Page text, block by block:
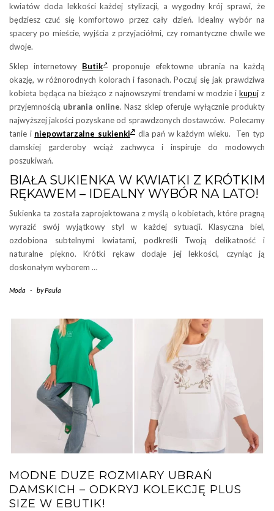
kwiatów doda lekkości każdej stylizacji, a wygodny krój sprawi, że
będziesz czuć się komfortowo przez cały dzień. Idealny wybór na
spacery po mieście, wyjścia z przyjaciółmi, czy romantyczne chwile we
dwoje.
Sklep internetowy Butik proponuje efektowne ubrania na każdą
okazję, w różnorodnych kolorach i fasonach. Poczuj się jak prawdziwa
kobieta będąca na bieżąco z najnowszymi trendami w modzie ikupuj z
przyjemnością ubrania online. Nasz sklep oferuje wyłącznie produkty
najwyższej jakości pozyskane od sprawdzonych dostawców. Polecamy
tanie i niepowtarzalne sukienki dla pań w każdym wieku. Ten typ
damskiej garderoby wciąż zachwyca i inspiruje do modowych
poszukiwań.
BIAŁA SUKIENKA W KWIATKI Z KRÓTKIM
RĘKAWEM – IDEALNY WYBÓR NA LATO!
Sukienka ta została zaprojektowana z myślą o kobietach, które pragną
wyrazić swój wyjątkowy styl w każdej sytuacji. Klasyczna biel,
ozdobiona subtelnymi kwiatami, podkreśli Twoją delikatność i
naturalne piękno. Krótki rękaw dodaje jej lekkości, czyniąc ją
doskonałym wyborem …
Moda - byPaula
MODNE DUZE ROZMIARY UBRAŃ
DAMSKICH – ODKRYJ KOLEKCJĘ PLUS
SIZE W EBUTIK!